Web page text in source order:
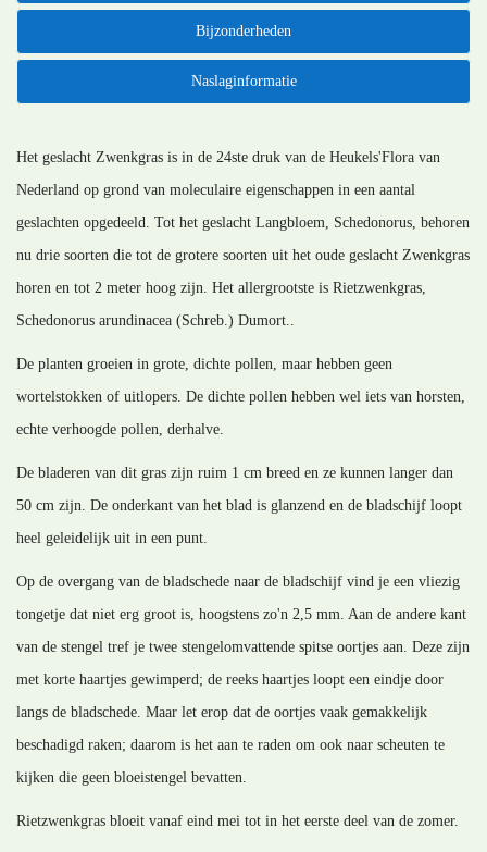
Bijzonderheden
Naslaginformatie
Het geslacht Zwenkgras is in de 24ste druk van de Heukels'Flora van
Nederland op grond van moleculaire eigenschappen in een aantal
geslachten opgedeeld. Tot het geslacht Langbloem, Schedonorus, behoren
nu drie soorten die tot de grotere soorten uit het oude geslacht Zwenkgras
horen en tot 2 meter hoog zijn. Het allergrootste is Rietzwenkgras,
Schedonorus arundinacea (Schreb.) Dumort..
De planten groeien in grote, dichte pollen, maar hebben geen
wortelstokken of uitlopers. De dichte pollen hebben wel iets van horsten,
echte verhoogde pollen, derhalve.
De bladeren van dit gras zijn ruim 1 cm breed en ze kunnen langer dan
50 cm zijn. De onderkant van het blad is glanzend en de bladschijf loopt
heel geleidelijk uit in een punt.
Op de overgang van de bladschede naar de bladschijf vind je een vliezig
tongetje dat niet erg groot is, hoogstens zo'n 2,5 mm. Aan de andere kant
van de stengel tref je twee stengelomvattende spitse oortjes aan. Deze zijn
met korte haartjes gewimperd; de reeks haartjes loopt een eindje door
langs de bladschede. Maar let erop dat de oortjes vaak gemakkelijk
beschadigd raken; daarom is het aan te raden om ook naar scheuten te
kijken die geen bloeistengel bevatten.
Rietzwenkgras bloeit vanaf eind mei tot in het eerste deel van de zomer.